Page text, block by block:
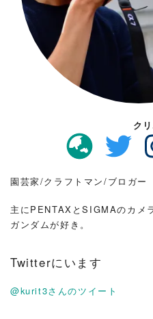
ク
園芸家/クラフトマン/ブロガー
主にPENTAXとSIGMAのカメ
ガンダムが好き。
Twitterにいます
@kurit3さんのツイート